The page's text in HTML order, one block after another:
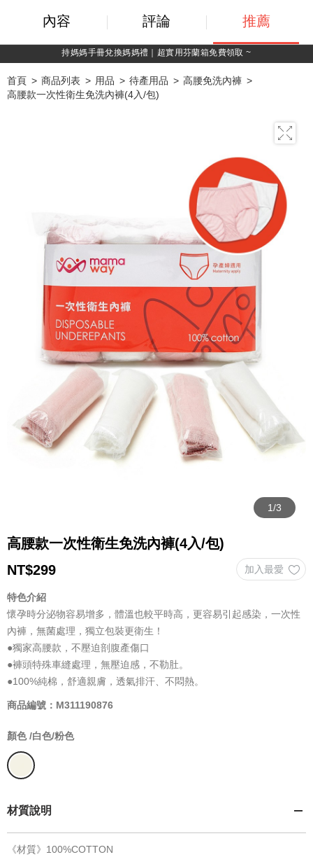
綁定LINE好友，500購物金立即折！
首頁 商品列表 用品 待產用品
高腰免洗內褲
高腰款一次性衛生免洗內褲(4入/包)
高腰款一次性衛生免洗內褲(4入/包)
NT$299
特色介紹
懷孕時分泌物容易增多，體溫也較平時高，更容易引起感染，一次性
內褲，無菌處理，獨立包裝更衛生！
●獨家高腰款，不壓迫剖腹產傷口
●褲頭特殊車縫處理，無壓迫感，不勒肚。
●100%純棉，舒適親膚，透氣排汗、不悶熱。
商品編號：M311190876
顏色 /白色/粉色
材質說明
《材質》100%COTTON
內容 評論 推薦